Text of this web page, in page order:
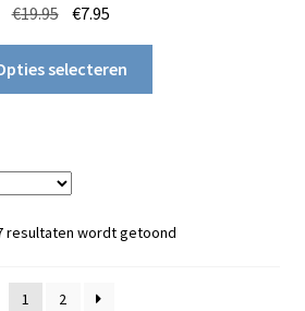
€19.95 Oorspronkelijke
prijs
was:
€19.95.
€7.95
prijs
is:
€7.95.
selecteren
resultaten wordt getoondGesorteerd
1
2